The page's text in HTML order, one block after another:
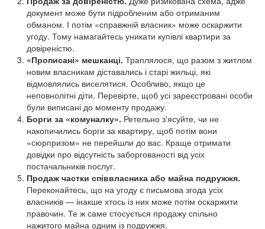
документ може бути підробленим або отриманим
обманом. І потім «справжній власник» може оскаржити
угоду. Тому намагайтесь уникати купівлі квартири за
довіреністю.
«Прописані» мешканці. Траплялося, що разом з житлом
новим власникам діставались і старі жильці, які
відмовлялись виселятися. Особливо, якщо це
неповнолітні діти. Перевірте, щоб усі зареєстровані особи
були виписані до моменту продажу.
Борги за «комуналку». Ретельно з'ясуйте, чи не
накопичились борги за квартиру, щоб потім вони
«сюрпризом» не перейшли до вас. Краще отримати
довідки про відсутність заборгованості від усіх
постачальників послуг.
Продаж частки співвласника або майна подружжя.
Переконайтесь, що на угоду є письмова згода усіх
власників — інакше хтось із них може потім оскаржити
правочин. Те ж саме стосується продажу спільно
нажитого майна одним із подружжя.